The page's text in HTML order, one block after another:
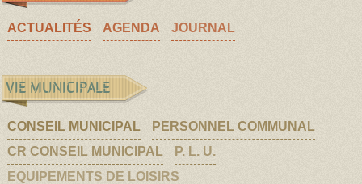
ACTUALITÉS AGENDA JOURNAL
VIE MUNICIPALE
CONSEIL MUNICIPAL
PERSONNEL COMMUNAL
CR CONSEIL MUNICIPAL
P. L. U.
EQUIPEMENTS DE LOISIRS